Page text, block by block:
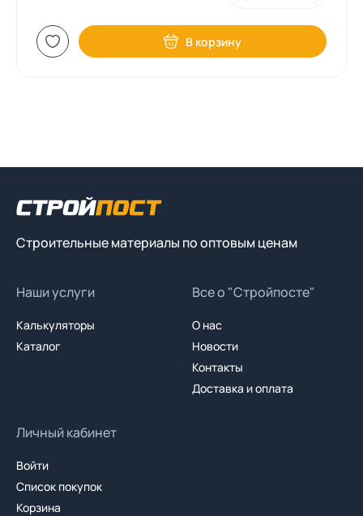
В корзину
Строительные материалы по оптовым ценам
Наши услуги
Калькуляторы
Каталог
Все о "Стройпосте"
О нас
Новости
Контакты
Доставка и оплата
Личный кабинет
Войти
Список покупок
Корзина